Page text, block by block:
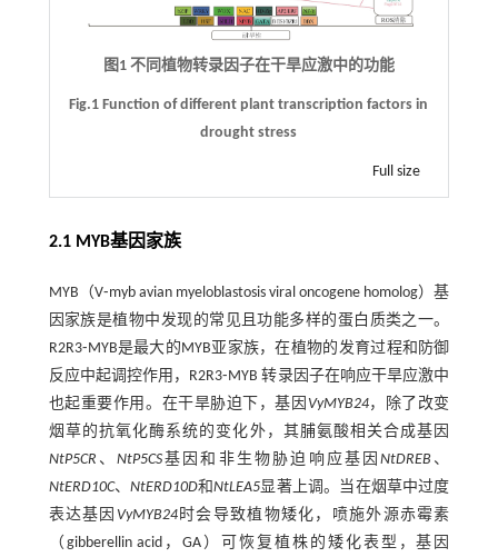
图1 不同植物转录因子在干旱应激中的功能
Fig.1 Function of different plant transcription factors in
drought stress
Full size
2.1 MYB基因家族
MYB（V⁃myb avian myeloblastosis viral oncogene homolog）基
因家族是植物中发现的常见且功能多样的蛋白质类之一。
R2R3⁃MYB是最大的MYB亚家族，在植物的发育过程和防御
反应中起调控作用，R2R3⁃MYB 转录因子在响应干旱应激中
也起重要作用。在干旱胁迫下，基因 VyMYB24，除了改变
烟草的抗氧化酶系统的变化外，其脯氨酸相关合成基因
NtP5CR 、 NtP5CS基因和非生物胁迫响应基因NtDREB 、
NtERD10C、 NtERD10D和NtLEA5显著上调。当在烟草中过度
表达基因 VyMYB24时会导致植物矮化，喷施外源赤霉素
（gibberellin acid，GA）可恢复植株的矮化表型，基因